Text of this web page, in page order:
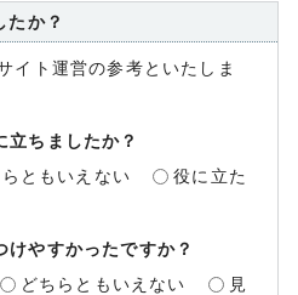
たか？
イト運営の参考といたしま
立ちましたか？
ともいえない
役に立た
けやすかったですか？
どちらともいえない
見